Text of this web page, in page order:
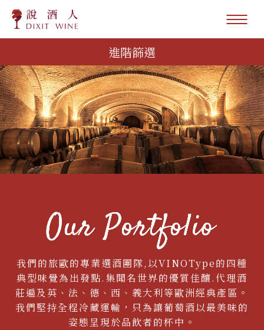
我們的旅歐的專業選酒團隊,以VINOType的四種
典型味覺為出發點.集聞名世界的優質佳釀.代理酒
莊遍及英、法、德、西、義大利等歐洲經典產區。
我們堅持全程冷藏運輸，只為讓葡萄酒以最美味的
姿態呈現於品飲者的杯中。
進階篩選